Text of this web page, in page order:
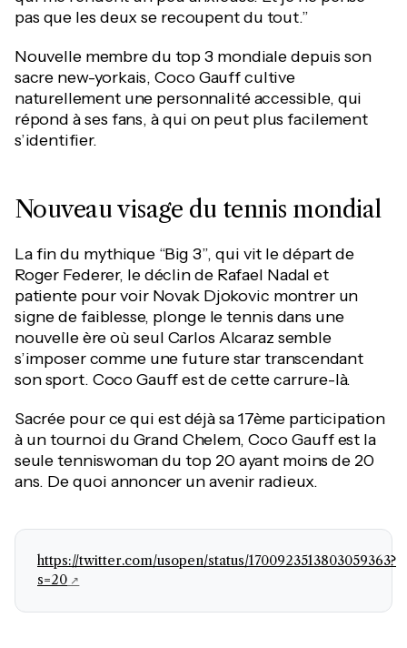
pas que les deux se recoupent du tout.”
Nouvelle membre du top 3 mondiale depuis son
sacre new-yorkais, Coco Gauff cultive
naturellement une personnalité accessible, qui
répond à ses fans, à qui on peut plus facilement
s’identifier.
Nouveau visage du tennis mondial
La fin du mythique “Big 3”, qui vit le départ de
Roger Federer, le déclin de Rafael Nadal et
patiente pour voir Novak Djokovic montrer un
signe de faiblesse, plonge le tennis dans une
nouvelle ère où seul Carlos Alcaraz semble
s’imposer comme une future star transcendant
son sport. Coco Gauff est de cette carrure-là.
Sacrée pour ce qui est déjà sa 17ème participation
à un tournoi du Grand Chelem, Coco Gauff est la
seule tenniswoman du top 20 ayant moins de 20
ans. De quoi annoncer un avenir radieux.
https://twitter.com/usopen/status/1700923513803059363?
s=20